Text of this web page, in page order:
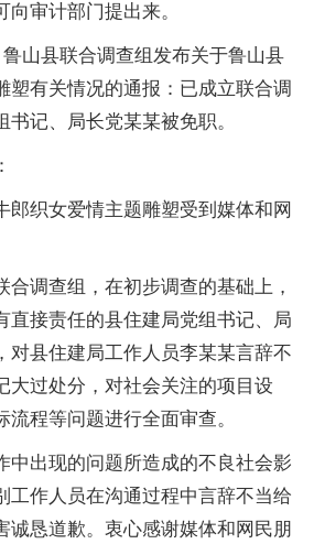
审计部门提出来。
山县联合调查组发布关于鲁山县
塑有关情况的通报：已成立联合调
记、局长党某某被免职。
郎织女爱情主题雕塑受到媒体和网
合调查组，在初步调查的基础上，
直接责任的县住建局党组书记、局
对县住建局工作人员李某某言辞不
大过处分，对社会关注的项目设
程等问题进行全面审查。
中出现的问题所造成的不良社会影
工作人员在沟通过程中言辞不当给
诚恳道歉。衷心感谢媒体和网民朋